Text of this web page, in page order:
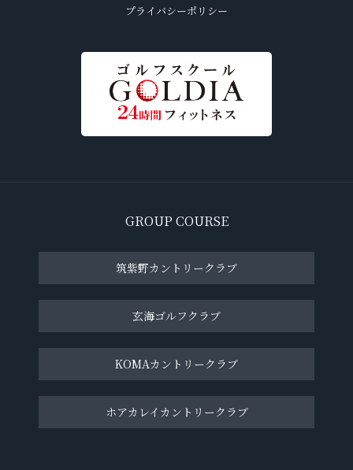
プライバシーポリシー
GROUP COURSE
筑紫野カントリークラブ
玄海ゴルフクラブ
KOMAカントリークラブ
ホアカレイカントリークラブ